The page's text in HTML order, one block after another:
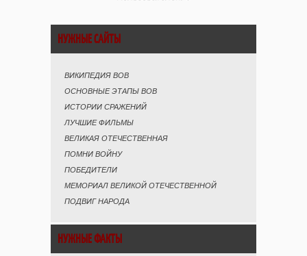
НУЖНЫЕ САЙТЫ
ВИКИПЕДИЯ ВОВ
ОСНОВНЫЕ ЭТАПЫ ВОВ
ИСТОРИИ СРАЖЕНИЙ
ЛУЧШИЕ ФИЛЬМЫ
ВЕЛИКАЯ ОТЕЧЕСТВЕННАЯ
ПОМНИ ВОЙНУ
ПОБЕДИТЕЛИ
МЕМОРИАЛ ВЕЛИКОЙ ОТЕЧЕСТВЕННОЙ
ПОДВИГ НАРОДА
НУЖНЫЕ ФАКТЫ